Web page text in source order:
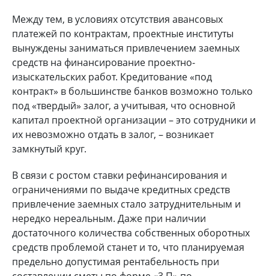
Между тем, в условиях отсутствия авансовых
платежей по контрактам, проектные институты
вынуждены заниматься привлечением заемных
средств на финансирование проектно-
изыскательских работ. Кредитование «под
контракт» в большинстве банков возможно только
под «твердый» залог, а учитывая, что основной
капитал проектной организации – это сотрудники и
их невозможно отдать в залог, – возникает
замкнутый круг.
В связи с ростом ставки рефинансирования и
ограничениями по выдаче кредитных средств
привлечение заемных стало затруднительным и
нередко нереальным. Даже при наличии
достаточного количества собственных оборотных
средств проблемой станет и то, что планируемая
предельно допустимая рентабельность при